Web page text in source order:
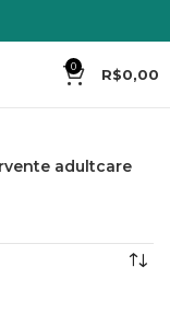
0 R$0,00
adultcare